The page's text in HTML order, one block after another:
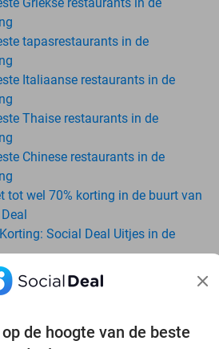
de hoogte van de beste
tapasrestaurants in de
Italiaanse restaurants in de
Thaise restaurants in de
Chinese restaurants in de
tot wel 70% korting in de buurt van
Social Deal Uitjes in de
op met Social Deal in de buurt